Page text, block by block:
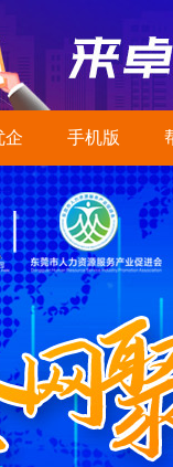
企 手机版